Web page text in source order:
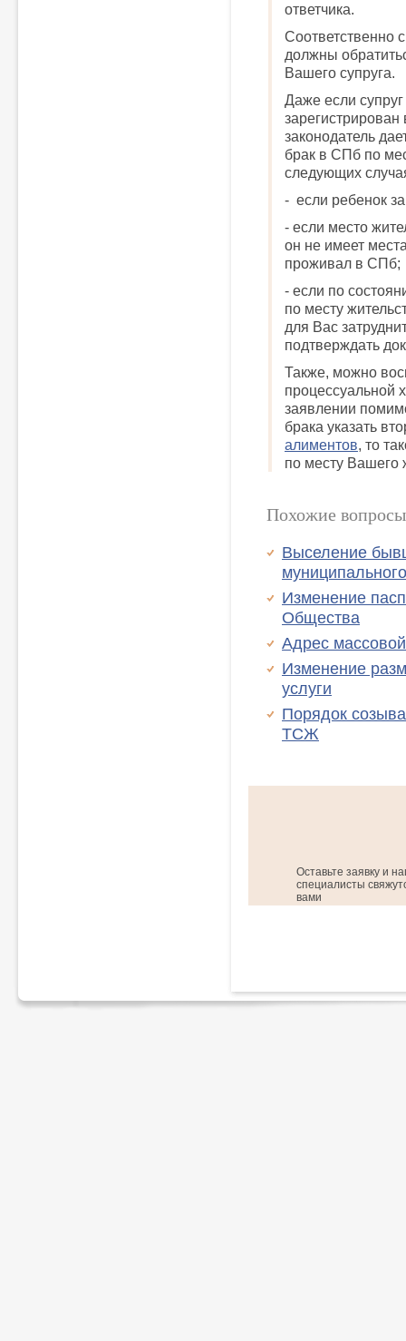
ответчика.
Соответственно
должны
Вашего супруга.
Даже если
зарегистрирован
законодатель
брак в СПб по
следующих
- если ребенок
- если место
он не имеет
проживал в СПб;
- если по
по месту
для Вас
подтверждать
Также, можно
процессуальной
заявлении
брака указать
алиментов, то
по месту Вашего
Похожие вопросы
Выселение
Изменение
Общества
Адрес массовой
Изменение
услуги
Порядок
ТСЖ
Оставьте заявку и
специалисты
вами